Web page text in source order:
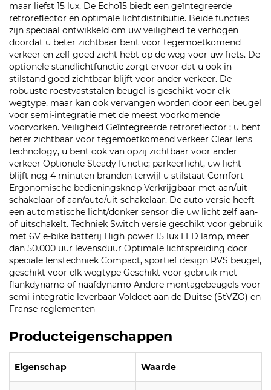
maar liefst 15 lux. De Echo15 biedt een geïntegreerde
retroreflector en optimale lichtdistributie. Beide functies
zijn speciaal ontwikkeld om uw veiligheid te verhogen
doordat u beter zichtbaar bent voor tegemoetkomend
verkeer en zelf goed zicht hebt op de weg voor uw fiets. De
optionele standlichtfunctie zorgt ervoor dat u ook in
stilstand goed zichtbaar blijft voor ander verkeer. De
robuuste roestvaststalen beugel is geschikt voor elk
wegtype, maar kan ook vervangen worden door een beugel
voor semi-integratie met de meest voorkomende
voorvorken. Veiligheid Geïntegreerde retroreflector ; u bent
beter zichtbaar voor tegemoetkomend verkeer Clear lens
technology, u bent ook van opzij zichtbaar voor ander
verkeer Optionele Steady functie; parkeerlicht, uw licht
blijft nog 4 minuten branden terwijl u stilstaat Comfort
Ergonomische bedieningsknop Verkrijgbaar met aan/uit
schakelaar of aan/auto/uit schakelaar. De auto versie heeft
een automatische licht/donker sensor die uw licht zelf aan-
of uitschakelt. Techniek Switch versie geschikt voor gebruik
met 6V e-bike batterij High power 15 lux LED lamp, meer
dan 50.000 uur levensduur Optimale lichtspreiding door
speciale lenstechniek Compact, sportief design RVS beugel,
geschikt voor elk wegtype Geschikt voor gebruik met
flankdynamo of naafdynamo Andere montagebeugels voor
semi-integratie leverbaar Voldoet aan de Duitse (StVZO) en
Franse reglementen
Producteigenschappen
Eigenschap Waarde